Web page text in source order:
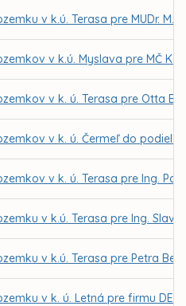
v k.ú. Terasa pre MUDr.
v k.ú. Myslava pre MČ
v k. ú. Terasa pre Otta
v k. ú. Čermeľ do
v k. ú. Terasa pre Ing.
v k.ú. Terasa pre Ing.
v k.ú. Terasa pre Petra
v k. ú. Letná pre firmu